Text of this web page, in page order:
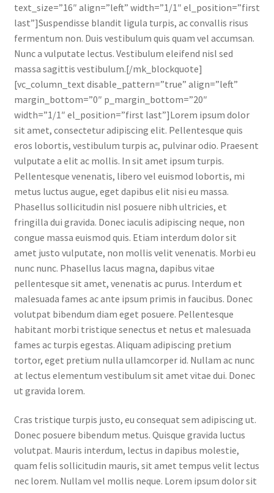
text_size=”16″ align=”left” width=”1/1″ el_position=”first
last”]Suspendisse blandit ligula turpis, ac convallis risus
fermentum non. Duis vestibulum quis quam vel accumsan.
Nunc a vulputate lectus. Vestibulum eleifend nisl sed
massa sagittis vestibulum.[/mk_blockquote]
[vc_column_text disable_pattern=”true” align=”left”
margin_bottom=”0″ p_margin_bottom=”20″
width=”1/1″ el_position=”first last”]Lorem ipsum dolor
sit amet, consectetur adipiscing elit. Pellentesque quis
eros lobortis, vestibulum turpis ac, pulvinar odio. Praesent
vulputate a elit ac mollis. In sit amet ipsum turpis.
Pellentesque venenatis, libero vel euismod lobortis, mi
metus luctus augue, eget dapibus elit nisi eu massa.
Phasellus sollicitudin nisl posuere nibh ultricies, et
fringilla dui gravida. Donec iaculis adipiscing neque, non
congue massa euismod quis. Etiam interdum dolor sit
amet justo vulputate, non mollis velit venenatis. Morbi eu
nunc nunc. Phasellus lacus magna, dapibus vitae
pellentesque sit amet, venenatis ac purus. Interdum et
malesuada fames ac ante ipsum primis in faucibus. Donec
volutpat bibendum diam eget posuere. Pellentesque
habitant morbi tristique senectus et netus et malesuada
fames ac turpis egestas. Aliquam adipiscing pretium
tortor, eget pretium nulla ullamcorper id. Nullam ac nunc
at lectus elementum vestibulum sit amet vitae dui. Donec
ut gravida lorem.
Cras tristique turpis justo, eu consequat sem adipiscing ut.
Donec posuere bibendum metus. Quisque gravida luctus
volutpat. Mauris interdum, lectus in dapibus molestie,
quam felis sollicitudin mauris, sit amet tempus velit lectus
nec lorem. Nullam vel mollis neque. Lorem ipsum dolor sit